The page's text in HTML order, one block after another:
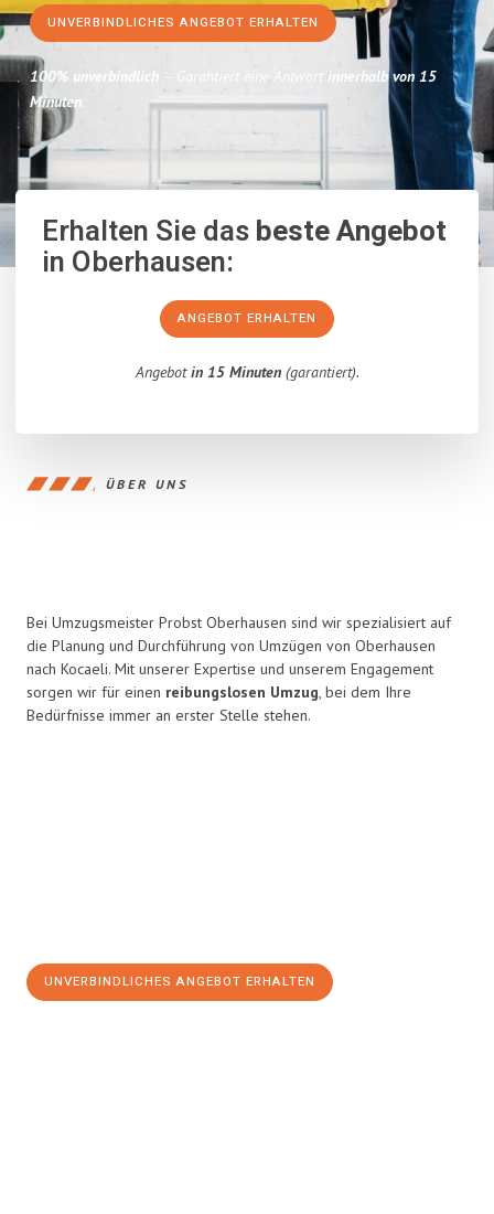
UNVERBINDLICHES ANGEBOT ERHALTEN
100% unverbindlich – Garantiert eine Antwort innerhalb von 15
Minuten.
Erhalten Sie dasbeste Angebot
in Oberhausen:
ANGEBOT ERHALTEN
Angebotin 15 Minuten(garantiert).
ÜBER UNS
Bei Umzugsmeister Probst Oberhausen sind wir spezialisiert auf
die Planung und Durchführung von Umzügen von Oberhausen
nach Kocaeli. Mit unserer Expertise und unserem Engagement
sorgen wir für einen reibungslosen Umzug, bei dem Ihre
Bedürfnisse immer an erster Stelle stehen.
UNVERBINDLICHES ANGEBOT ERHALTEN